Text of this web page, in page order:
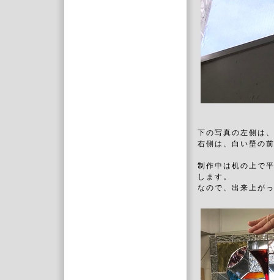
下の写真の左側は
右側は、白い壁の
制作中は机の上で
します。
なので、出来上が